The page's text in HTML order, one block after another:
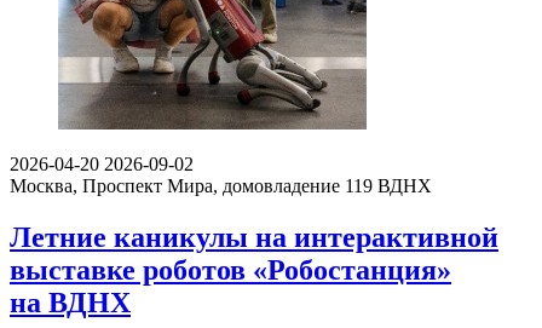
2026-04-20 2026-09-02
Москва, Проспект Мира, домовладение 119 ВДНХ
Летние каникулы на интерактивной
выставке роботов «Робостанция»
на ВДНХ